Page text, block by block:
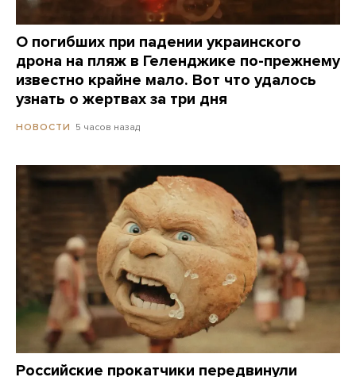
О погибших при падении украинского
дрона на пляж в Геленджике по-прежнему
известно крайне мало. Вот что удалось
узнать о жертвах за три дня
НОВОСТИ 5 часов назад
Российские прокатчики передвинули